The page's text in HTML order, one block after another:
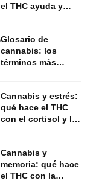
el THC ayuda y
Glosario de
cannabis: los
términos más
forma sencilla
Cannabis y estrés:
qué hace el THC
con el cortisol y la
Cannabis y
memoria: qué hace
el THC con la